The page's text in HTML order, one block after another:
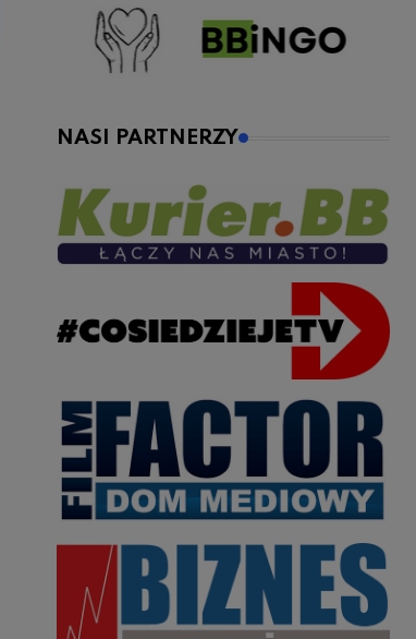
NASI PARTNERZY